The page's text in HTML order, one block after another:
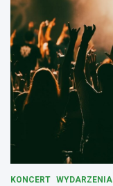
KONCERT WYDARZENIA